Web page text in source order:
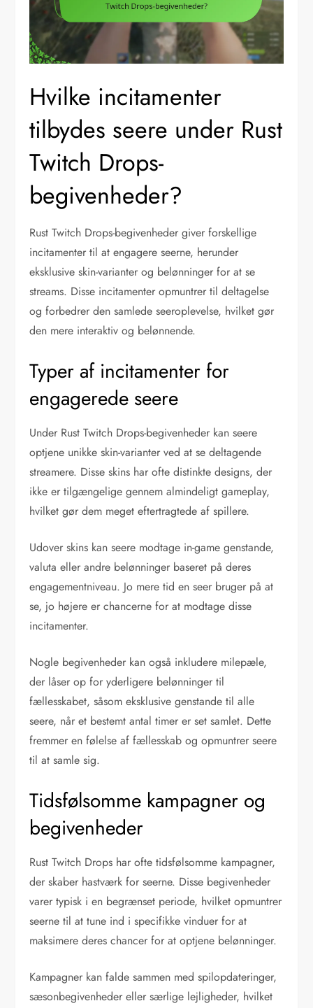
Hvilke incitamenter
tilbydes seere under Rust
Twitch Drops-
begivenheder?
Rust Twitch Drops-begivenheder giver forskellige
incitamenter til at engagere seerne, herunder
eksklusive skin-varianter og belønninger for at se
streams. Disse incitamenter opmuntrer til deltagelse
og forbedrer den samlede seeroplevelse, hvilket gør
den mere interaktiv og belønnende.
Typer af incitamenter for
engagerede seere
Under Rust Twitch Drops-begivenheder kan seere
optjene unikke skin-varianter ved at se deltagende
streamere. Disse skins har ofte distinkte designs, der
ikke er tilgængelige gennem almindeligt gameplay,
hvilket gør dem meget eftertragtede af spillere.
Udover skins kan seere modtage in-game genstande,
valuta eller andre belønninger baseret på deres
engagementniveau. Jo mere tid en seer bruger på at
se, jo højere er chancerne for at modtage disse
incitamenter.
Nogle begivenheder kan også inkludere milepæle,
der låser op for yderligere belønninger til
fællesskabet, såsom eksklusive genstande til alle
seere, når et bestemt antal timer er set samlet. Dette
fremmer en følelse af fællesskab og opmuntrer seere
til at samle sig.
Tidsfølsomme kampagner og
begivenheder
Rust Twitch Drops har ofte tidsfølsomme kampagner,
der skaber hastværk for seerne. Disse begivenheder
varer typisk i en begrænset periode, hvilket opmuntrer
seerne til at tune ind i specifikke vinduer for at
maksimere deres chancer for at optjene belønninger.
Kampagner kan falde sammen med spilopdateringer,
sæsonbegivenheder eller særlige lejligheder, hvilket